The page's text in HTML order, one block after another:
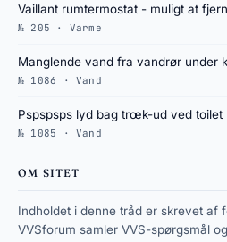
Vaillant rumtermostat - muligt at
№ 205 · Varme
Manglende vand fra vandrør under
№ 1086 · Vand
Pspspsps lyd bag trœk-ud ved toilet
№ 1085 · Vand
OM SITET
Indholdet i denne tråd er skrevet af
VVSforum samler VVS-spørgsmål